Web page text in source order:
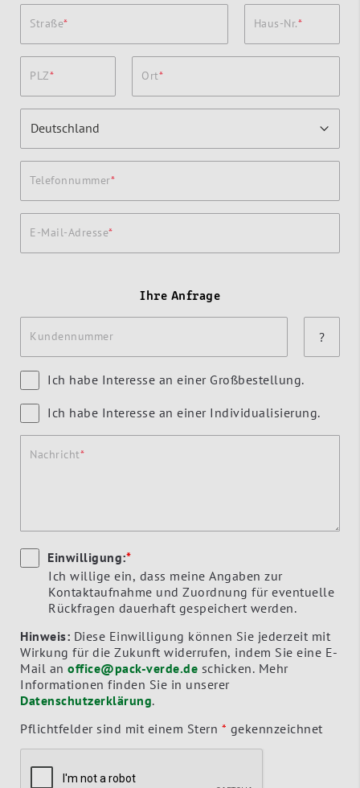
Straße Haus-Nr.
PLZ Ort
Telefonnummer
E-Mail-Adresse
Ihre Anfrage
Kundennummer ?
Ich habe Interesse an einer Großbestellung.
Ich habe Interesse an einer Individualisierung.
Nachricht
Einwilligung:*
Ich willige ein, dass meine Angaben zur
Kontaktaufnahme und Zuordnung für eventuelle
Rückfragen dauerhaft gespeichert werden.
Hinweis: Diese Einwilligung können Sie jederzeit mit
Wirkung für die Zukunft widerrufen, indem Sie eine E-
Mail an office@pack-verde.de
Informationen finden Sie in unserer
Datenschutzerklärung.
Pflichtfelder sind mit einem Stern * gekennzeichnet